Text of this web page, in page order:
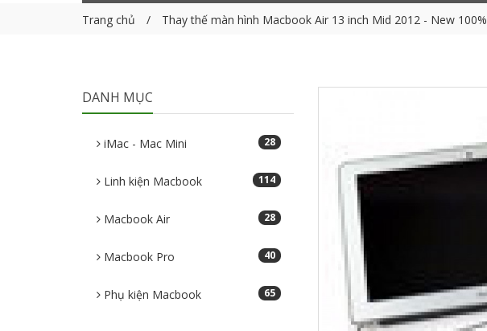
Trang chủ Thay thế màn hình Macbook Air 13 inch Mid 2012 - New 100%
DANH MỤC
iMac - Mac Mini 28
Linh kiện Macbook 114
Macbook Air 28
Macbook Pro 40
Phụ kiện Macbook 65